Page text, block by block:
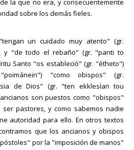
la que no era, y consecuentemente
sobre los demás fieles.
un cuidado muy atento" (gr.
y "de todo el rebaño" (gr. "panti to
Santo "os estableció" (gr. "étheto")
"como obispos" (gr.
de Dios" (gr. "ten ekklesían tou
son puestos como "obispos"
pastores, y como sabemos nadie
autoridad para ello. En otros textos
que los ancianos y obispos
por la "imposición de manos"